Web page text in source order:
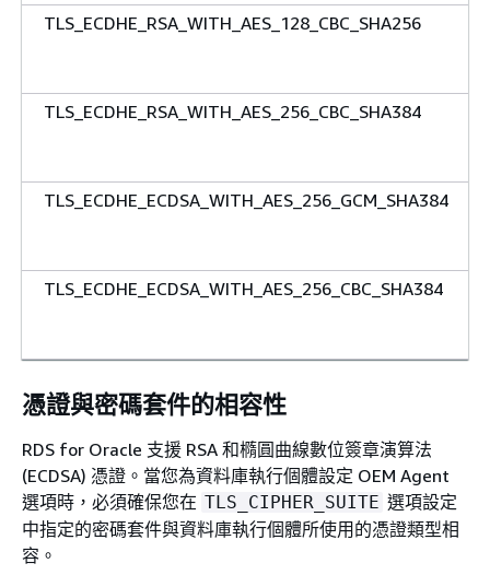
TLS_ECDHE_RSA_WITH_AES_128_CBC_SHA256
TLS_ECDHE_RSA_WITH_AES_256_CBC_SHA384
TLS_ECDHE_ECDSA_WITH_AES_256_GCM_SHA384
TLS_ECDHE_ECDSA_WITH_AES_256_CBC_SHA384
憑證與密碼套件的相容性
RDS for Oracle 支援 RSA 和橢圓曲線數位簽章演算法
(ECDSA) 憑證。當您為資料庫執行個體設定 OEM Agent
選項時，必須確保您在 TLS_CIPHER_SUITE 選項設定
中指定的密碼套件與資料庫執行個體所使用的憑證類型相
容。